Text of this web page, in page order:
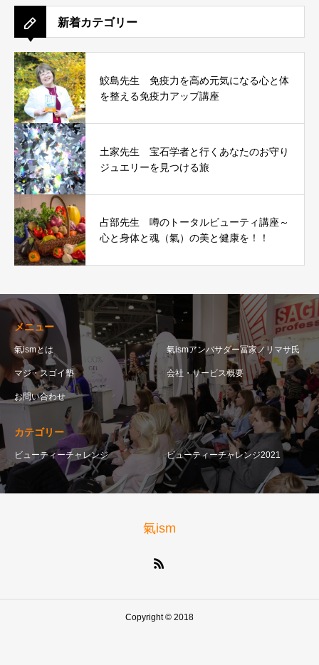
新着カテゴリー
鮫島先生 免疫力を高め元気になる心と体
を整える免疫力アップ講座
土家先生 宝石学者と行くあなたのお守り
ジュエリーを見つける旅
占部先生 噂のトータルビューティ講座～
心と身体と魂（氣）の美と健康を！！
メニュー
氣ismとは 氣ismアンバサダー冨家ノリマサ氏
マジ・スゴイ塾 会社・サービス概要
お問い合わせ
カテゴリー
ビューティーチャレンジ ビューティーチャレンジ2021
氣ism
Copyright © 2018